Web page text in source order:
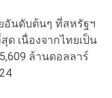
อันดับต้นๆ ที่สหรัฐฯ
เนื่องจากไทยเป็น
ล้านดอลลาร์